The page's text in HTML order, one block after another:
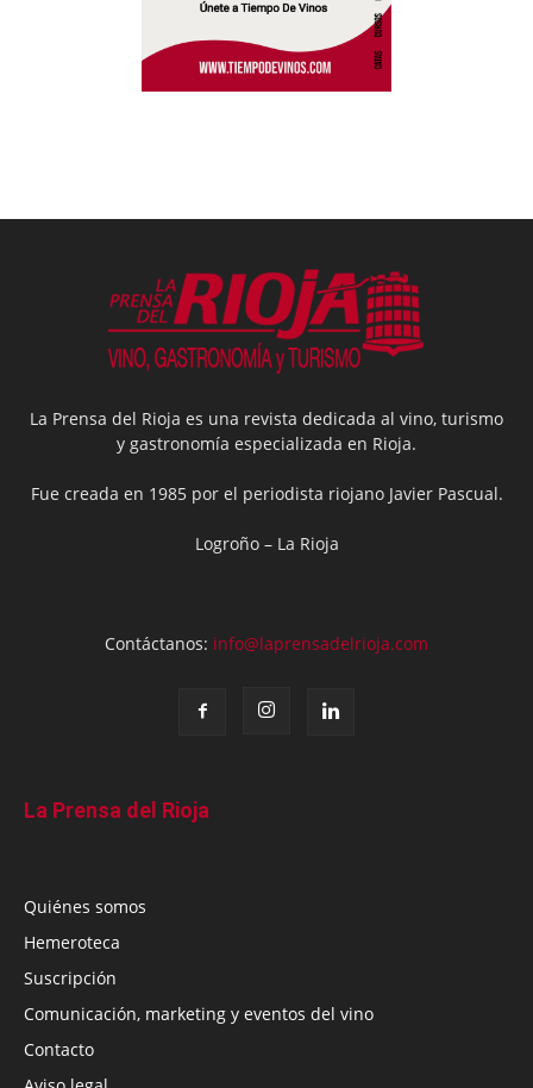
La Prensa del Rioja es una revista dedicada al vino, turismo
y gastronomía especializada en Rioja.
Fue creada en 1985 por el periodista riojano Javier Pascual.
Logroño – La Rioja
Contáctanos: info@laprensadelrioja.com
La Prensa del Rioja
Quiénes somos
Hemeroteca
Suscripción
Comunicación, marketing y eventos del vino
Contacto